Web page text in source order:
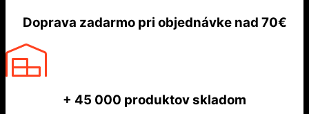
Doprava zadarmo pri objednávke nad 70€
+ 45 000 produktov skladom